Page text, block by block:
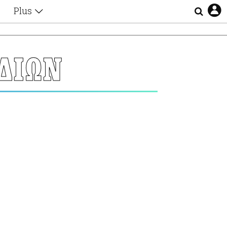
Plus
Αφιερώματα
Ζώδια